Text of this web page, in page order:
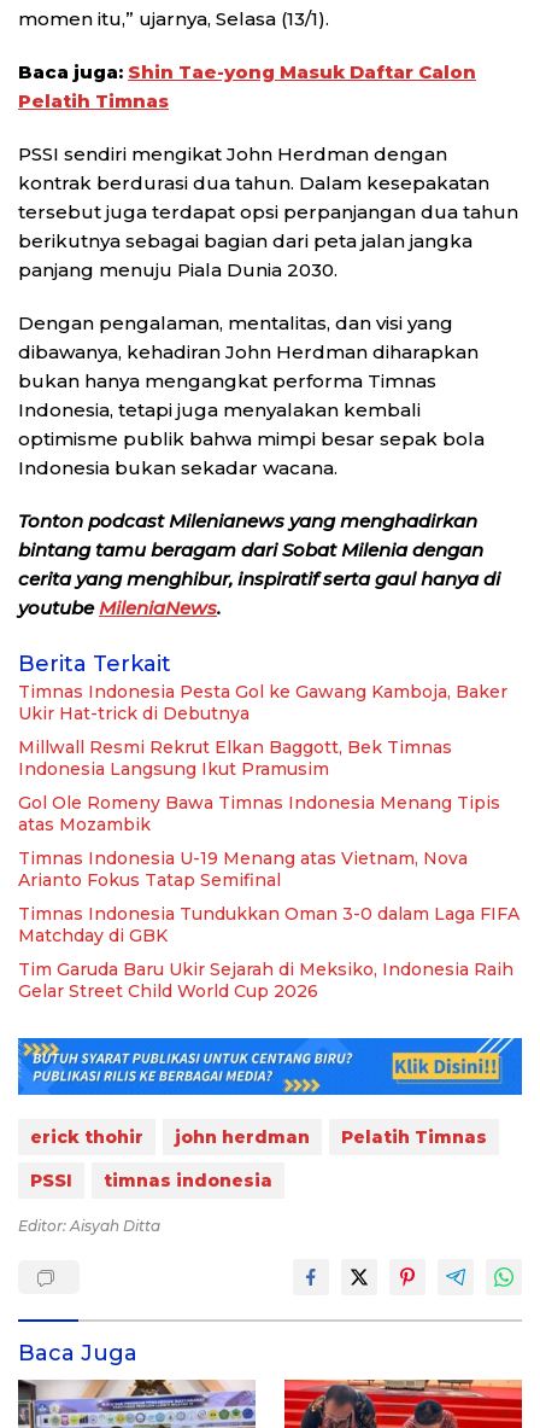
momen itu,” ujarnya, Selasa (13/1).
Baca juga: Shin Tae-yong Masuk Daftar Calon
Pelatih Timnas
PSSI sendiri mengikat John Herdman dengan
kontrak berdurasi dua tahun. Dalam kesepakatan
tersebut juga terdapat opsi perpanjangan dua tahun
berikutnya sebagai bagian dari peta jalan jangka
panjang menuju Piala Dunia 2030.
Dengan pengalaman, mentalitas, dan visi yang
dibawanya, kehadiran John Herdman diharapkan
bukan hanya mengangkat performa Timnas
Indonesia, tetapi juga menyalakan kembali
optimisme publik bahwa mimpi besar sepak bola
Indonesia bukan sekadar wacana.
Tonton podcast Milenianews yang menghadirkan
bintang tamu beragam dari Sobat Milenia dengan
cerita yang menghibur, inspiratif serta gaul hanya di
youtubeMileniaNews.
Berita Terkait
Timnas Indonesia Pesta Gol ke Gawang Kamboja, Baker
Ukir Hat-trick di Debutnya
Millwall Resmi Rekrut Elkan Baggott, Bek Timnas
Indonesia Langsung Ikut Pramusim
Gol Ole Romeny Bawa Timnas Indonesia Menang Tipis
atas Mozambik
Timnas Indonesia U-19 Menang atas Vietnam, Nova
Arianto Fokus Tatap Semifinal
Timnas Indonesia Tundukkan Oman 3-0 dalam Laga FIFA
Matchday di GBK
Tim Garuda Baru Ukir Sejarah di Meksiko, Indonesia Raih
Gelar Street Child World Cup 2026
erick thohir john herdman
Pelatih Timnas
PSSI
timnas indonesia
Editor: Aisyah Ditta
Baca Juga